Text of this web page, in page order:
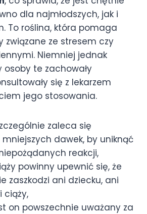
dla najmłodszych, jak i
To roślina, która pomaga
związane ze stresem czy
Niemniej jednak
osoby te zachowały
się z lekarzem
jego stosowania.
zaleca się
dawek, by uniknąć
reakcji,
powinny upewnić się, że
zaszkodzi ani dziecku, ani
ciąży,
on powszechnie uważany za